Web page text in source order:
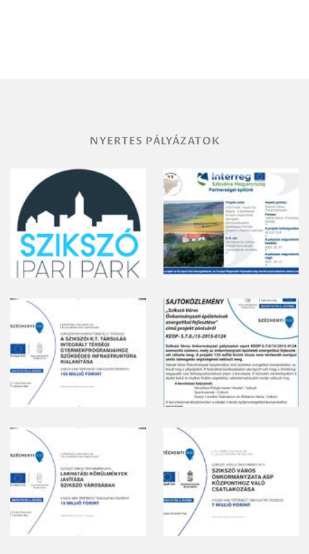
NYERTES PÁLYÁZATOK